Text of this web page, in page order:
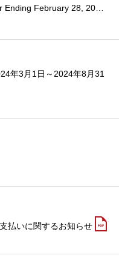
February 28, 2025
年3月1日～2024年8月31
払いに関するお知らせ